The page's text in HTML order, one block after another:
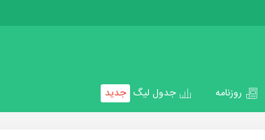
روزنامه جدول لیگ جدید